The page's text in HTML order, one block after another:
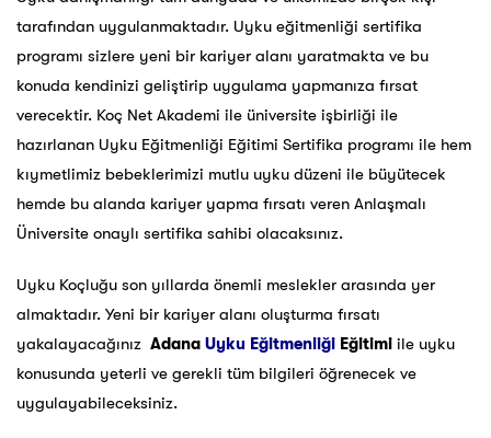
tarafından uygulanmaktadır. Uyku eğitmenliği sertifika
programı sizlere yeni bir kariyer alanı yaratmakta ve bu
konuda kendinizi geliştirip uygulama yapmanıza fırsat
verecektir. Koç Net Akademi ile üniversite işbirliği ile
hazırlanan Uyku Eğitmenliği Eğitimi Sertifika programı ile hem
kıymetlimiz bebeklerimizi mutlu uyku düzeni ile büyütecek
hemde bu alanda kariyer yapma fırsatı veren Anlaşmalı
Üniversite onaylı sertifika sahibi olacaksınız.
Uyku Koçluğu son yıllarda önemli meslekler arasında yer
almaktadır. Yeni bir kariyer alanı oluşturma fırsatı
yakalayacağınız Adana Uyku Eğitmenliği Eğitimi ile uyku
konusunda yeterli ve gerekli tüm bilgileri öğrenecek ve
uygulayabileceksiniz.